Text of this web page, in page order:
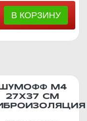
ШУМОФФ М4
27Х37 СМ